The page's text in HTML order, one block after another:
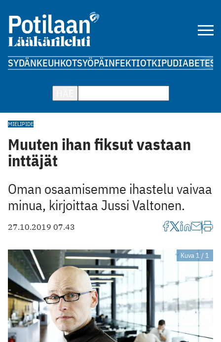
SYDÄNKEUHKOTSYÖPÄINFEKTIOTKIPUDIABETES
MIELIPIDE
Muuten ihan fiksut vastaan
inttäjät
Oman osaamisemme ihastelu vaivaa
minua, kirjoittaa Jussi Valtonen.
27.10.2019 07.43
Kuva 1 / 1